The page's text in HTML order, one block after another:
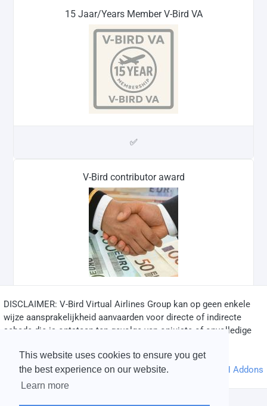
This website uses cookies to ensure you get
the best experience on our website.
Learn more
15 Jaar/Years Member V-Bird VA
✅
V-Bird contributor award
✅
DISCLAIMER: V-Bird Virtual Airlines Group kan op geen enkele
wijze aansprakelijkheid aanvaarden voor directe of indirecte
schade die is ontstaan ten gevolge van onjuiste of onvolledige
© 2004 - 2026 V-Bird Virtual Airlines Group |Credits
Powered byphpVMS& DH Addons